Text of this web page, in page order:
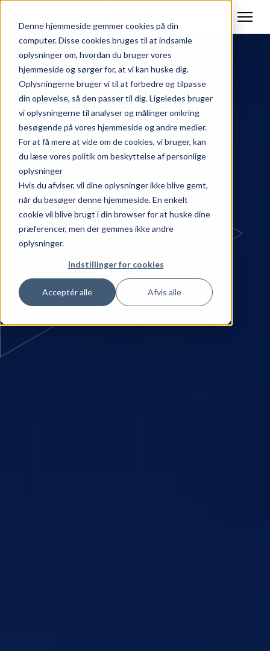
Denne hjemmeside gemmer cookies på din
computer. Disse cookies bruges til at indsamle
oplysninger om, hvordan du bruger vores
hjemmeside og sørger for, at vi kan huske dig.
Oplysningerne bruger vi til at forbedre og tilpasse
din oplevelse, så den passer til dig. Ligeledes bruger
vi oplysningerne til analyser og målinger omkring
besøgende på vores hjemmeside og andre medier.
For at få mere at vide om de cookies, vi bruger, kan
du læse vores politik om beskyttelse af personlige
oplysninger
Hvis du afviser, vil dine oplysninger ikke blive gemt,
når du besøger denne hjemmeside. En enkelt
cookie vil blive brugt i din browser for at huske dine
præferencer, men der gemmes ikke andre
oplysninger.
Indstillinger for cookies
Acceptér alle Afvis alle